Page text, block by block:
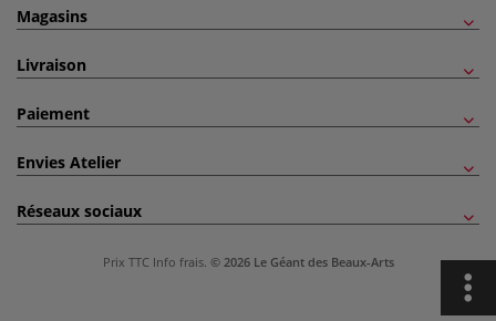
Magasins
Livraison
Paiement
Envies Atelier
Réseaux sociaux
Prix TTC Info frais. © 2026 Le Géant des Beaux-Arts